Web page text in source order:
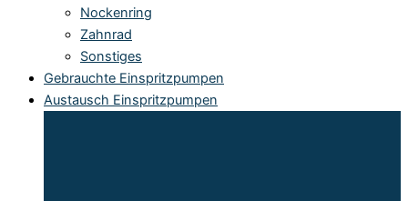
Nockenring
Zahnrad
Sonstiges
Gebrauchte Einspritzpumpen
Austausch Einspritzpumpen